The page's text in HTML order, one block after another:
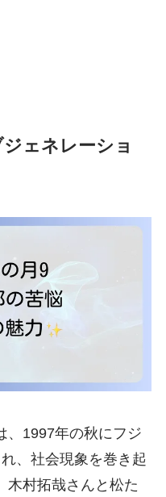
ェネレーショ
、1997年の秋にフジ
、社会現象を巻き起
木村拓哉さんと松た